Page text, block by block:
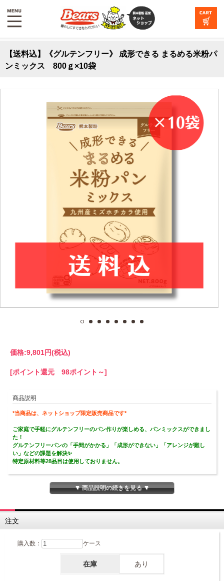
【送料込】《グルテンフリー》 成形できる まるめる米粉パ
ンミックス 800ｇ×10袋
価格:9,801円(税込)
[ポイント還元 98ポイント～]
商品説明
*当商品は、ネットショップ限定販売商品です*
ご家庭で手軽にグルテンフリーのパン作りが楽しめる、パンミックスができまし
た！
グルテンフリーパンの「手間がかかる」「成形ができない」「アレンジが難し
い」などの課題を解決✨
特定原材料等28品目は使用しておりません。
⏱計量～成形までの作業時間は約20分（※）
⏱焼き上がりまでの時間は約60分（※）
■パンのためのお米『ミズホチカラ』を使用■
ミズホチカラをパンに適した方法でやさしく粉砕した米粉を使用しています。
■グルテンフリー■
当社のグルテンフリー専用工場で製造しています。
▼ 商品説明の続きを見る ▼
注文
購入数： ケース
在庫 あり